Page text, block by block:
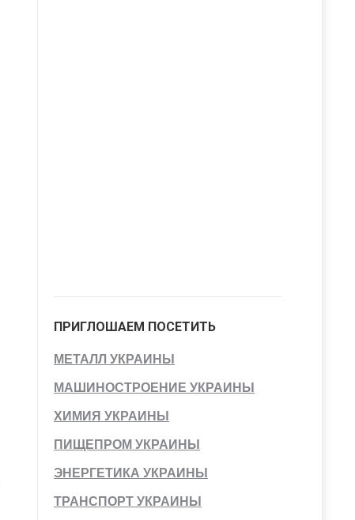
ПРИГЛОШАЕМ ПОСЕТИТЬ
МЕТАЛЛ УКРАИНЫ
МАШИНОСТРОЕНИЕ УКРАИНЫ
ХИМИЯ УКРАИНЫ
ПИЩЕПРОМ УКРАИНЫ
ЭНЕРГЕТИКА УКРАИНЫ
ТРАНСПОРТ УКРАИНЫ